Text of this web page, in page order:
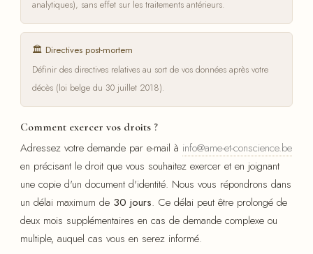
analytiques), sans effet sur les traitements antérieurs.
🏛️ Directives post-mortem
Définir des directives relatives au sort de vos données après votre
décès (loi belge du 30 juillet 2018).
Comment exercer vos droits ?
Adressez votre demande par e-mail à info@ame-et-conscience.be
en précisant le droit que vous souhaitez exercer et en joignant
une copie d'un document d'identité. Nous vous répondrons dans
un délai maximum de 30 jours. Ce délai peut être prolongé de
deux mois supplémentaires en cas de demande complexe ou
multiple, auquel cas vous en serez informé.